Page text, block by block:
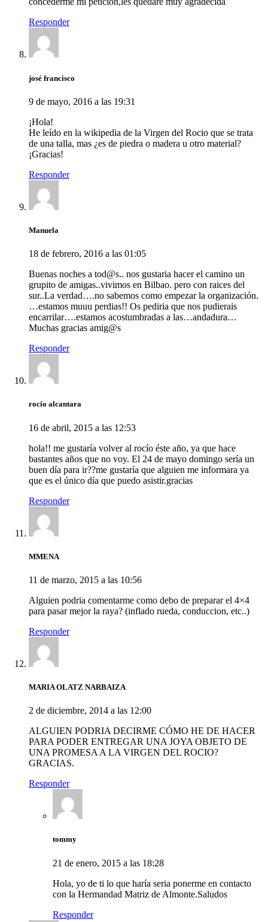
Responder
josé francisco
9 de mayo, 2016 a las 19:31
¡Hola!
He leído en la wikipedia de la Virgen del Rocio que se trata
de una talla, mas ¿es de piedra o madera u otro material?
¡Gracias!
Responder
Manuela
18 de febrero, 2016 a las 01:05
Buenas noches a tod@s.. nos gustaria hacer el camino un
grupito de amigas..vivimos en Bilbao. pero con raices del
sur..La verdad….no sabemos como empezar la organización.
…estamos muuu perdias!! Os pediria que nos pudierais
encarrilar….estamos acostumbradas a las…andadura…
Muchas gracias amig@s
Responder
rocio alcantara
16 de abril, 2015 a las 12:53
hola!! me gustaría volver al rocío éste año, ya que hace
bastantes años que no voy. El 24 de mayo domingo sería un
buen día para ir??me gustaría que alguien me informara ya
que es el único día que puedo asistir.gracias
Responder
MMENA
11 de marzo, 2015 a las 10:56
Alguien podria comentarme como debo de preparar el 4×4
para pasar mejor la raya? (inflado rueda, conduccion, etc..)
Responder
MARIA OLATZ NARBAIZA
2 de diciembre, 2014 a las 12:00
ALGUIEN PODRIA DECIRME CÓMO HE DE HACER
PARA PODER ENTREGAR UNA JOYA OBJETO DE
UNA PROMESA A LA VIRGEN DEL ROCIO?
GRACIAS.
Responder
tommy
21 de enero, 2015 a las 18:28
Hola, yo de ti lo que haría seria ponerme en contacto
con la Hermandad Matriz de Almonte.Saludos
Responder